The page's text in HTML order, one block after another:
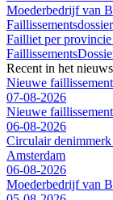
Moederbedrijf van
Faillissementsdossier
Failliet per
Recent in het nieuws
Nieuwe
07-08-2026
Nieuwe
06-08-2026
Circulair
Amsterdam
06-08-2026
Moederbedrijf van